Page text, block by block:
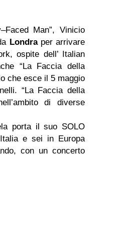
Man”, Vinicio
Londraper arrivare
ospite dell’ Italian
“La Faccia della
che esce il 5 maggio
“La Faccia della
di diverse
porta il suo SOLO
e sei in Europa
con un concerto